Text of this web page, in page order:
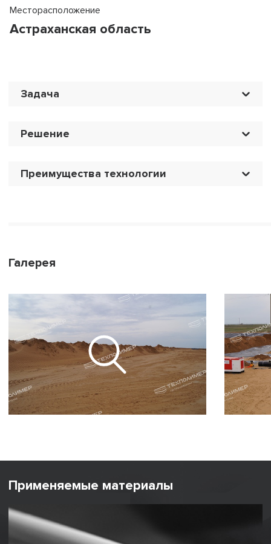
Месторасположение
Астраханская область
Задача
Решение
Преимущества технологии
Галерея
Применяемые материалы